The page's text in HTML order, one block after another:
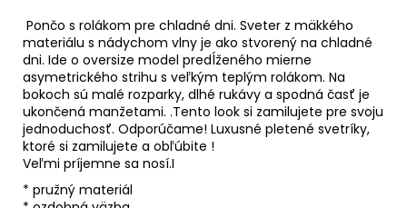
Pončo s rolákom pre chladné dni. Sveter z mäkkého
materiálu s nádychom vlny je ako stvorený na chladné
dni. Ide o oversize model predĺženého mierne
asymetrického strihu s veľkým teplým rolákom. Na
bokoch sú malé rozparky, dlhé rukávy a spodná časť je
ukončená manžetami. .Tento look si zamilujete pre svoju
jednoduchosť. Odporúčame! Luxusné pletené svetríky,
ktoré si zamilujete a obľúbite !
Veľmi príjemne sa nosí.I
* pružný materiál